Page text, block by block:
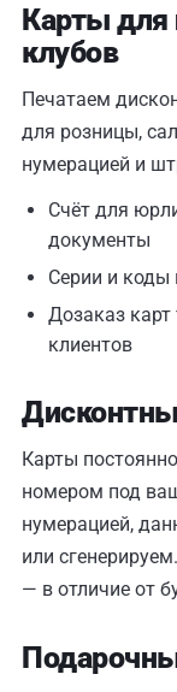
Карты для
клубов
Печатаем
для розницы,
нумерацией и
Счёт для
документы
Серии и коды
Дозаказ
клиентов
Карты
номером под
нумерацией,
или
— в отличие от